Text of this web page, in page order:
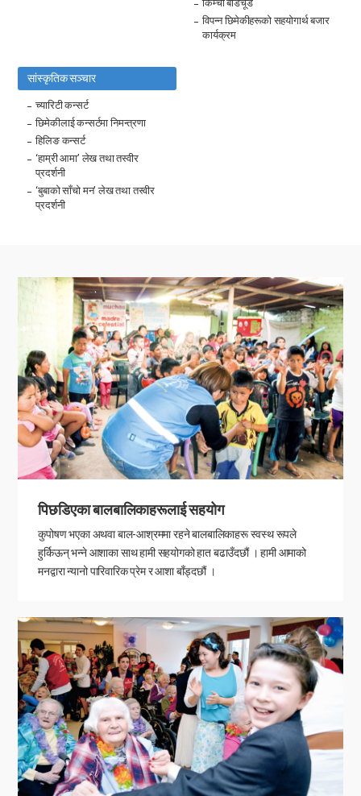
किम्ची बाँडचूँड
विपन्न छिमेकीहरूको सहयोगार्थ बजार
कार्यक्रम
सांस्कृतिक सञ्चार
च्यारिटी कन्सर्ट
छिमेकीलाई कन्सर्टमा निमन्त्रणा
हिलिङ कन्सर्ट
‘हाम्री आमा’ लेख तथा तस्वीर
प्रदर्शनी
‘बुबाको साँचो मन’ लेख तथा तस्वीर
प्रदर्शनी
पिछडिएका बालबालिकाहरूलाई सहयोग
कुपोषण भएका अथवा बाल-आश्रममा रहने बालबालिकाहरू स्वस्थ रूपले
हुर्किऊन् भन्ने आशाका साथ हामी सहयोगको हात बढाउँदछौं । हामी आमाको
मनद्वारा न्यानो पारिवारिक प्रेम र आशा बाँड्दछौं ।